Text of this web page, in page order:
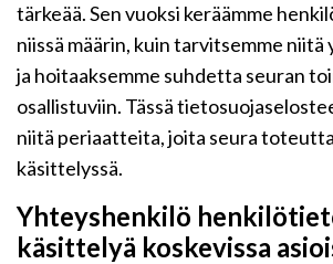
tärkeää. Sen vuoksi keräämme
niissä määrin, kuin tarvitsemme niitä
ja hoitaaksemme suhdetta seuran
osallistuviin. Tässä
niitä periaatteita, joita seura
käsittelyssä.
Yhteyshenkilö
käsittelyä koskevissa